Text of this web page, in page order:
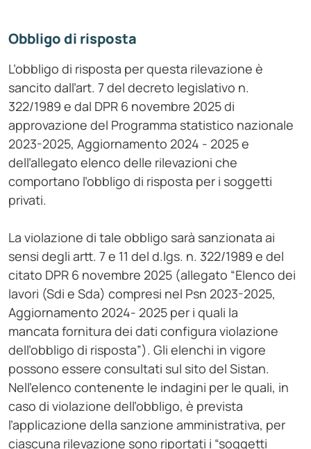
Obbligo di risposta
L’obbligo di risposta per questa rilevazione è
sancito dall’art. 7 del decreto legislativo n.
322/1989 e dal DPR 6 novembre 2025 di
approvazione del Programma statistico nazionale
2023-2025, Aggiornamento 2024 - 2025 e
dell’allegato elenco delle rilevazioni che
comportano l’obbligo di risposta per i soggetti
privati.
La violazione di tale obbligo sarà sanzionata ai
sensi degli artt. 7 e 11 del d.lgs. n. 322/1989 e del
citato DPR 6 novembre 2025 (allegato “Elenco dei
lavori (Sdi e Sda) compresi nel Psn 2023-2025,
Aggiornamento 2024- 2025 per i quali la
mancata fornitura dei dati configura violazione
dell’obbligo di risposta”). Gli elenchi in vigore
possono essere consultati sul sito del Sistan.
Nell’elenco contenente le indagini per le quali, in
caso di violazione dell’obbligo, è prevista
l’applicazione della sanzione amministrativa, per
ciascuna rilevazione sono riportati i “soggetti